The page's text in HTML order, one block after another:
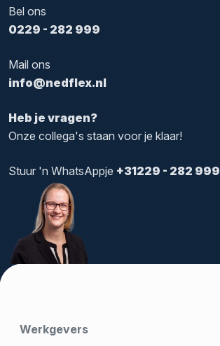
Heb je vragen?
Onze collega's staan voor je klaar!
Bel ons
0229 - 282 999
Mail ons
info@nedflex.nl
Stuur 'n WhatsAppje +31229 - 282 999
Werkgevers